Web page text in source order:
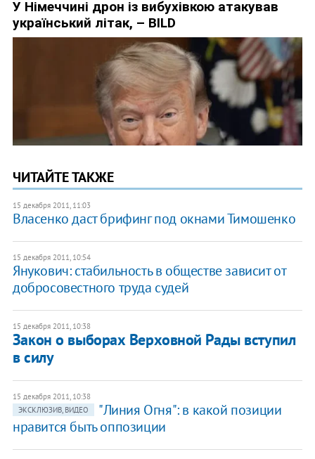
ЧИТАЙТЕ ТАКЖЕ
15 декабря 2011, 11:03
​Власенко даст брифинг под окнами Тимошенко
15 декабря 2011, 10:54
Янукович: стабильность в обществе зависит от
добросовестного труда судей
15 декабря 2011, 10:38
Закон о выборах Верховной Рады вступил
в силу
15 декабря 2011, 10:38
ЭКСКЛЮЗИВ, ВИДЕО
"Линия Огня": в какой позиции
нравится быть оппозиции